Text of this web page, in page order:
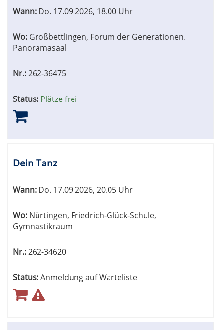
Wann: Do. 17.09.2026, 18.00 Uhr
Wo: Großbettlingen, Forum der Generationen,
Panoramasaal
Nr.:262-36475
Status: Plätze frei
Dein Tanz
Wann: Do. 17.09.2026, 20.05 Uhr
Wo: Nürtingen, Friedrich-Glück-Schule,
Gymnastikraum
Nr.:262-34620
Status:Anmeldung auf Warteliste